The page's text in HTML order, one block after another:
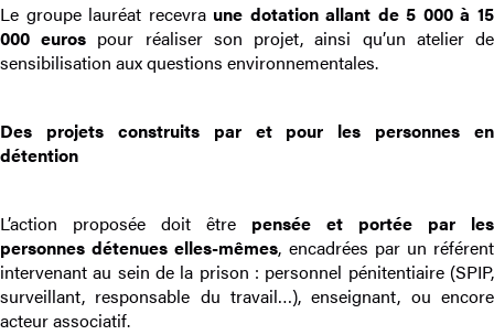
Le groupe lauréat recevra une dotation allant de 5 000 à 15
000 euros pour réaliser son projet, ainsi qu’un atelier de
sensibilisation aux questions environnementales.
Des projets construits par et pour les personnes en
détention
L’action proposée doit être pensée et portée par les
personnes détenues elles-mêmes, encadrées par un référent
intervenant au sein de la prison : personnel pénitentiaire (SPIP,
surveillant, responsable du travail…), enseignant, ou encore
acteur associatif.